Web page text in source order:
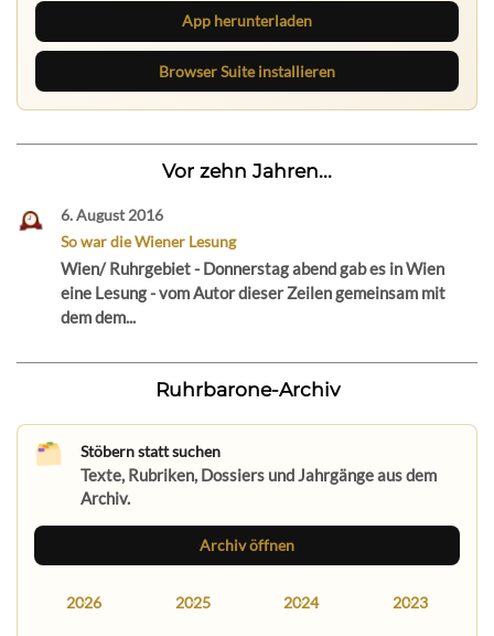
App herunterladen
Browser Suite installieren
Vor zehn Jahren...
6. August 2016
So war die Wiener Lesung
Wien/ Ruhrgebiet - Donnerstag abend gab es in Wien
eine Lesung - vom Autor dieser Zeilen gemeinsam mit
dem dem...
Ruhrbarone-Archiv
Stöbern statt suchen
Texte, Rubriken, Dossiers und Jahrgänge aus dem
Archiv.
Archiv öffnen
2026 2025 2024 2023